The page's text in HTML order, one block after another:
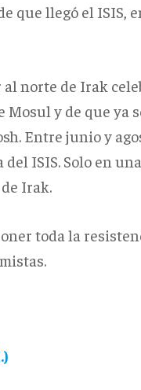
que llegó el ISIS,
norte de Irak
y de que ya
Entre junio y
ISIS. Solo en
Irak.
toda la